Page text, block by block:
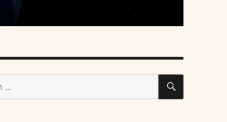
SEARCH